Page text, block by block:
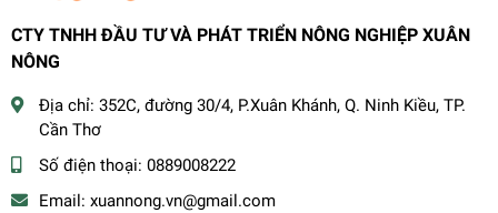
CTY TNHH ĐẦU TƯ VÀ PHÁT TRIỂN NÔNG NGHIỆP XUÂN
NÔNG
Địa chỉ: 352C, đường 30/4, P.Xuân Khánh, Q. Ninh Kiều, TP.
Cần Thơ
Số điện thoại: 0889008222
Email: xuannong.vn@gmail.com